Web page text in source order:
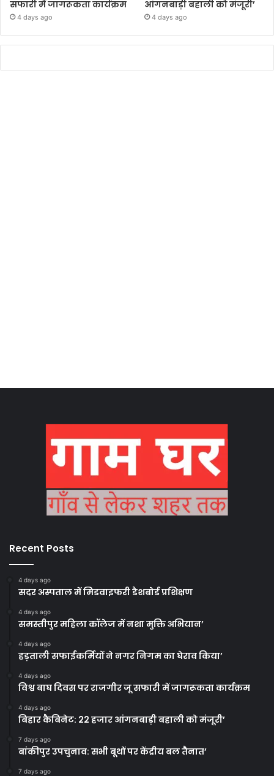
सफारी में जागरूकता कार्यक्रम
4 days ago
आंगनबाड़ी बहाली को मंजूरी’
4 days ago
Recent Posts
4 days ago
सदर अस्पताल में मिडवाइफरी डैशबोर्ड प्रशिक्षण
4 days ago
समस्तीपुर महिला कॉलेज में नशा मुक्ति अभियान’
4 days ago
हड़ताली सफाईकर्मियों ने नगर निगम का घेराव किया’
4 days ago
विश्व बाघ दिवस पर राजगीर जू सफारी में जागरूकता कार्यक्रम
4 days ago
बिहार कैबिनेट: 22 हजार आंगनबाड़ी बहाली को मंजूरी’
7 days ago
बांकीपुर उपचुनाव: सभी बूथों पर केंद्रीय बल तैनात’
7 days ago